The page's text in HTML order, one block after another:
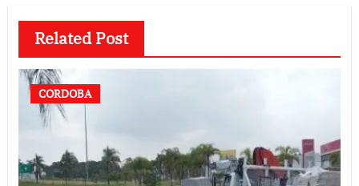
Related Post
CORDOBA